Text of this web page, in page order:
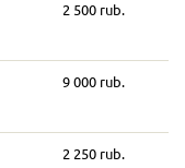
2 500 rub.
9 000 rub.
2 250 rub.